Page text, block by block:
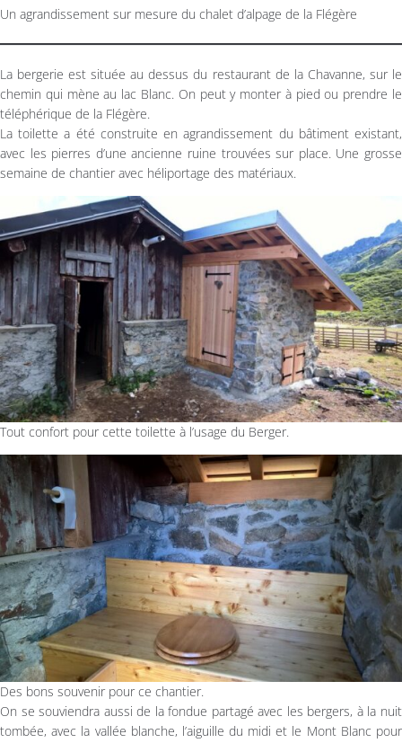
Un agrandissement sur mesure du chalet d’alpage de la Flégère
La bergerie est située au dessus du restaurant de la Chavanne, sur le
chemin qui mène au lac Blanc. On peut y monter à pied ou prendre le
téléphérique de la Flégère.
La toilette a été construite en agrandissement du bâtiment existant,
avec les pierres d’une ancienne ruine trouvées sur place. Une grosse
semaine de chantier avec héliportage des matériaux.
Tout confort pour cette toilette à l’usage du Berger.
Des bons souvenir pour ce chantier.
On se souviendra aussi de la fondue partagé avec les bergers, à la nuit
tombée, avec la vallée blanche, l’aiguille du midi et le Mont Blanc pour